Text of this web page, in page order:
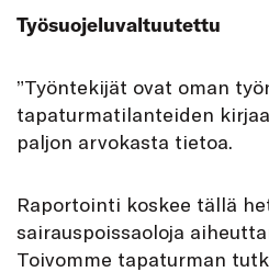
Työsuojeluvaltuutettu
”Työntekijät ovat oman
tapaturmatilanteiden
paljon arvokasta tietoa.
Raportointi koskee tällä
sairauspoissaoloja
Toivomme tapaturman